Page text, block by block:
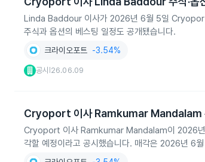
Linda Baddour 이사가 2026년 6월 5일 Cryoport
주식과 옵션의 베스팅 일정도 공개됐습니다.
크라이오포트 -3.54%
공시 26.06.09
Cryoport 이사 Ramkumar Mandalam
Cryoport 이사 Ramkumar Mandalam이 2026
각할 예정이라고 공시했습니다. 매각은 2026년 6